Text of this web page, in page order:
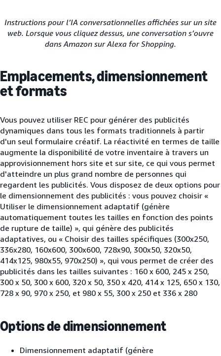
Instructions pour l’IA conversationnelles affichées sur un site
web. Lorsque vous cliquez dessus, une conversation s’ouvre
dans Amazon sur Alexa for Shopping.
Emplacements, dimensionnement
et formats
Vous pouvez utiliser REC pour générer des publicités
dynamiques dans tous les formats traditionnels à partir
d'un seul formulaire créatif. La réactivité en termes de taille
augmente la disponibilité de votre inventaire à travers un
approvisionnement hors site et sur site, ce qui vous permet
d'atteindre un plus grand nombre de personnes qui
regardent les publicités. Vous disposez de deux options pour
le dimensionnement des publicités : vous pouvez choisir «
Utiliser le dimensionnement adaptatif (génère
automatiquement toutes les tailles en fonction des points
de rupture de taille) », qui génère des publicités
adaptatives, ou « Choisir des tailles spécifiques (300x250,
336x280, 160x600, 300x600, 728x90, 300x50, 320x50,
414x125, 980x55, 970x250) », qui vous permet de créer des
publicités dans les tailles suivantes : 160 x 600, 245 x 250,
300 x 50, 300 x 600, 320 x 50, 350 x 420, 414 x 125, 650 x 130,
728 x 90, 970 x 250, et 980 x 55, 300 x 250 et 336 x 280
Options de dimensionnement
Dimensionnement adaptatif (génère